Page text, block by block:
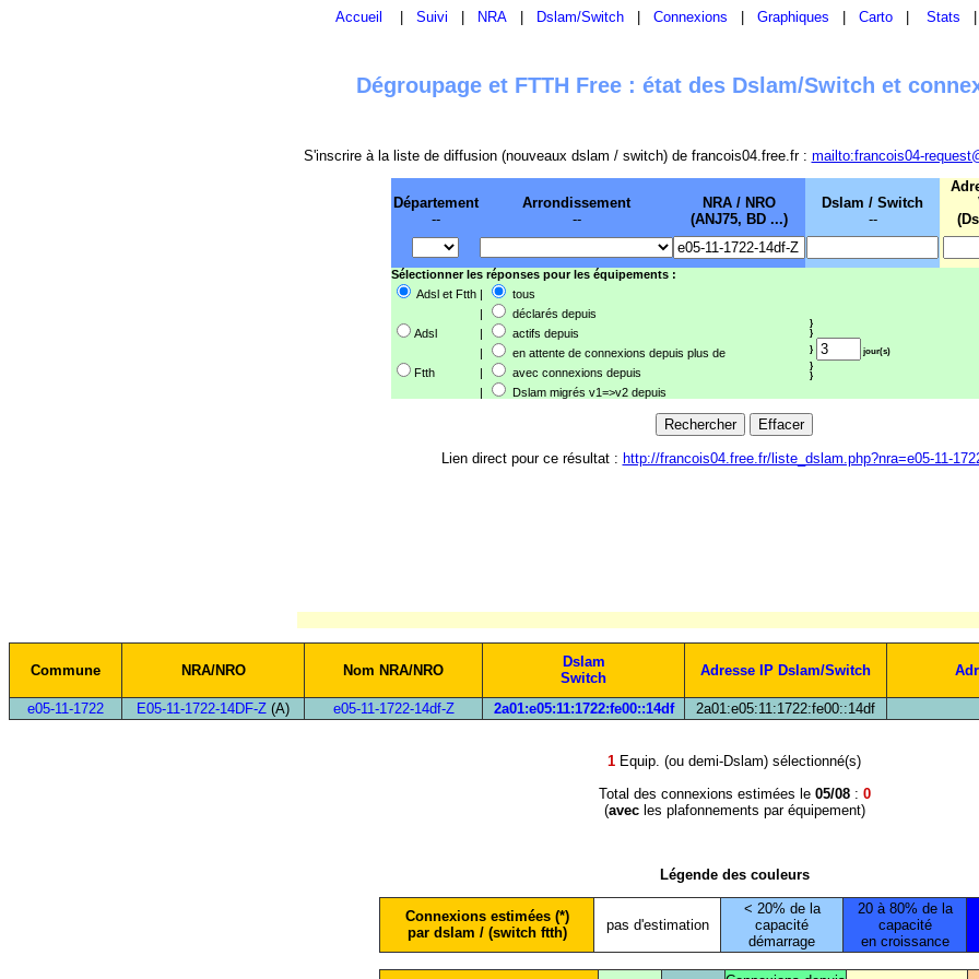
Accueil Suivi NRA Dslam/Switch Connexions Graphiques Carto Stats
Dégroupage et FTTH Free : état des Dslam/Switch et
S'inscrire à la liste de diffusion (nouveaux dslam / switch) de francois04.free.fr : mailto:francois04-
Département
--
Arrondissement
--
NRA / NRO
(ANJ75, BD ...)
Dslam / Switch
--
Sélectionner les réponses pour les équipements :
Adsl et Ftth |
tous
|
déclarés depuis
}
}
}
jour(s)
}
}
Adsl |
actifs depuis
|
en attente de connexions depuis plus de
Ftth
|
avec connexions depuis
|
Dslam migrés v1=>v2 depuis
Lien direct pour ce résultat : http://francois04.free.fr/liste_dslam.php?nra=e05-11-
Commune NRA/NRO Nom NRA/NRO
Dslam
Switch
Adresse IP Dslam/Switch
e05-11-1722
E05-11-1722-14DF-Z (A) e05-11-1722-14df-Z 2a01:e05:11:1722:fe00::14df 2a01:e05:11:1722:fe00::14df
1 Equip. (ou demi-Dslam) sélectionné(s)
Total des connexions estimées le 05/08: 0
(avecles plafonnements par équipement)
Légende des couleurs
Connexions estimées (*)
par dslam / (switch ftth)
pas d'estimation
< 20% de la
capacité
démarrage
20 à 80% de la
capacité
en croissance